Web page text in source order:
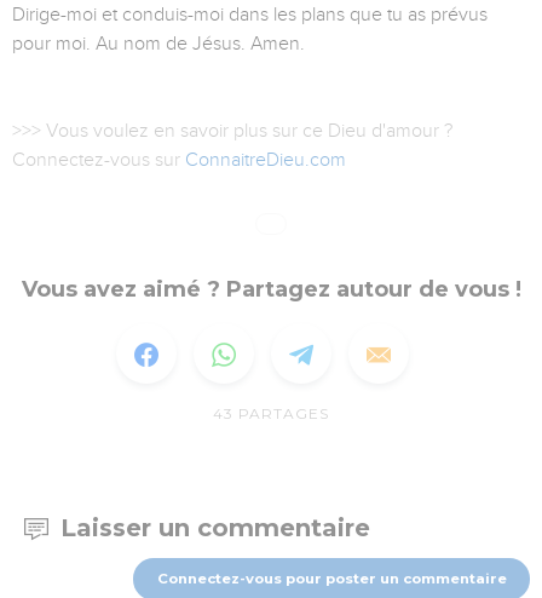
Dirige-moi et conduis-moi dans les plans que tu as prévus
pour moi. Au nom de Jésus. Amen.
>>> Vous voulez en savoir plus sur ce Dieu d'amour ?
Connectez-vous sur ConnaitreDieu.com
Vous avez aimé ? Partagez autour de vous !
43 PARTAGES
Laisser un commentaire
Connectez-vous pour poster un commentaire